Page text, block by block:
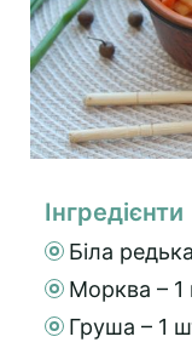
Інгредієнти
Біла
Морква – 1
Груша – 1